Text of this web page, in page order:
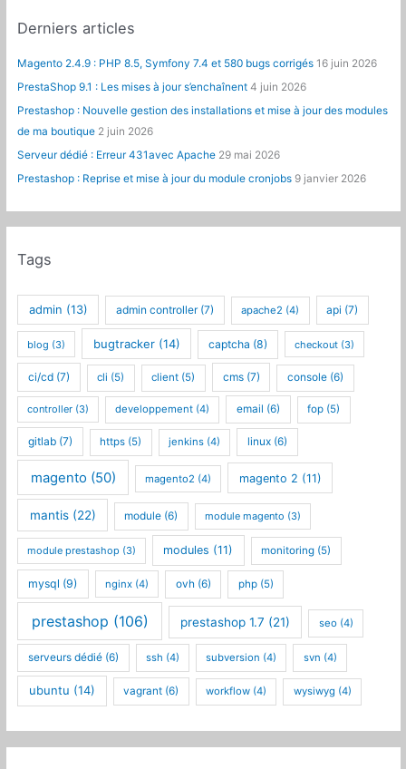
Derniers articles
Magento 2.4.9 : PHP 8.5, Symfony 7.4 et 580 bugs corrigés 16 juin 2026
PrestaShop 9.1 : Les mises à jour s’enchaînent 4 juin 2026
Prestashop : Nouvelle gestion des installations et mise à jour des modules
de ma boutique 2 juin 2026
Serveur dédié : Erreur 431avec Apache 29 mai 2026
Prestashop : Reprise et mise à jour du module cronjobs 9 janvier 2026
Tags
admin (13) admin controller(7) apache2 (4) api (7)
blog (3) bugtracker(14) captcha (8) checkout (3)
ci/cd (7) cli (5) client (5) cms(7) console (6)
controller (3) developpement (4) email (6) fop (5)
gitlab (7) https (5) jenkins (4) linux(6)
magento (50) magento2 (4) magento 2 (11)
mantis(22) module (6) module magento (3)
module prestashop (3) modules (11) monitoring (5)
mysql (9) nginx(4) ovh (6) php(5)
prestashop (106) prestashop 1.7 (21) seo(4)
serveurs dédié(6) ssh (4) subversion (4) svn (4)
ubuntu (14) vagrant (6) workflow (4) wysiwyg (4)